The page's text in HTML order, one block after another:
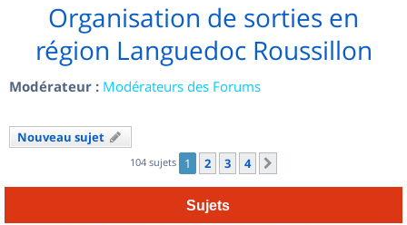
Organisation de sorties en
région Languedoc Roussillon
Modérateur : Modérateurs des Forums
Nouveau sujet
104 sujets 1 2 3 4
Sujets